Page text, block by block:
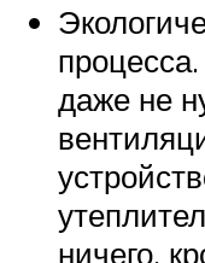
даже не
ничего,